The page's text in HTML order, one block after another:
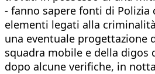
- fanno sapere fonti di
elementi legati alla
una eventuale progettazione
squadra mobile e della
dopo alcune verifiche, in